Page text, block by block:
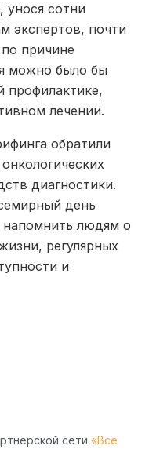
унося сотни
экспертов, почти
причине
можно было бы
профилактике,
лечении.
обратили
диагностики.
день
напомнить людям о
регулярных
и
сети «Все